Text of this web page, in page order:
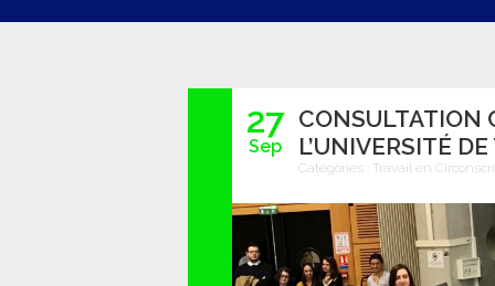
27
Sep
CONSULTATION
L’UNIVERSITÉ
Catégories : Travail en